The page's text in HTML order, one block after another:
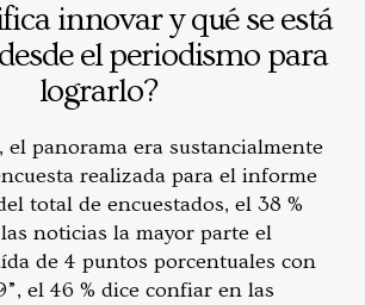
innovar y qué se está
el periodismo para
lograrlo?
el panorama era sustancialmente
realizada para el informe
total de encuestados, el 38 %
noticias la mayor parte el
de 4 puntos porcentuales con
el 46 % dice confiar en las